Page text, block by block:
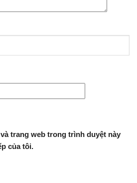
trang web trong trình duyệt này
của tôi.